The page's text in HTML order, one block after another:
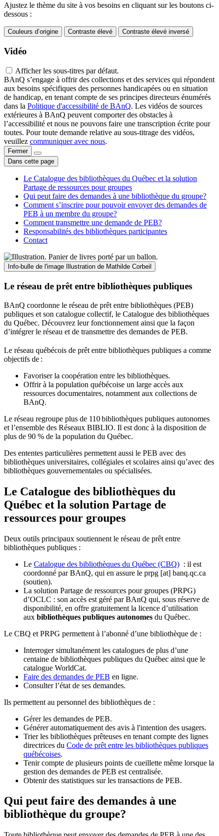
Ajustez le thème du site à vos besoins en cliquant sur les boutons ci-
dessous :
Couleurs d’origine Contraste élevé Contraste élevé inversé
Vidéo
Afficher les sous-titres par défaut.
BAnQ s’engage à offrir des collections et des services qui répondent
aux besoins spécifiques des personnes handicapées ou en situation
de handicap, en tenant compte de ses principes directeurs énumérés
dans la Politique d'accessibilité de BAnQ. Les vidéos de sources
extérieures à BAnQ peuvent comporter des obstacles à
l’accessibilité et nous ne pouvons faire une transcription écrite pour
toutes. Pour toute demande relative au sous-titrage des vidéos,
veuillez communiquer avec nous.
Fermer
Dans cette page
Le Catalogue des bibliothèques du Québec et la solution
Partage de ressources pour groupes
Qui peut faire des demandes à une bibliothèque du groupe?
Comment s’inscrire pour pouvoir envoyer des demandes de
PEB à un membre du groupe?
Comment transmettre une demande de PEB?
Responsabilités des bibliothèques participantes
Contact
Info-bulle de l'image Illustration de Mathilde Corbeil
Le réseau de prêt entre bibliothèques publiques
BAnQ coordonne le réseau de prêt entre bibliothèques (PEB)
publiques et son catalogue collectif, le Catalogue des bibliothèques
du Québec. Découvrez leur fonctionnement ainsi que la façon
d’intégrer le réseau et de transmettre des demandes de PEB.
Le réseau québécois de prêt entre bibliothèques publiques a comme
objectifs de :
Favoriser la coopération entre les bibliothèques.
Offrir à la population québécoise un large accès aux
ressources documentaires, notamment aux collections de
BAnQ.
Le réseau regroupe plus de 110bibliothèques publiques autonomes
et l’ensemble des Réseaux BIBLIO. Il est donc à la disposition de
plus de 90 % de la population du Québec.
Des ententes particulières permettent aussi le PEB avec des
bibliothèques universitaires, collégiales et scolaires ainsi qu’avec des
bibliothèques gouvernementales ou spécialisées.
Le Catalogue des bibliothèques du
Québec et la solution Partage de
ressources pour groupes
Deux outils principaux soutiennent le réseau de prêt entre
bibliothèques publiques :
Le Catalogue des bibliothèques du Québec (CBQ) : il est
coordonné par BAnQ, qui en assure le prpg [at] banq.qc.ca
(soutien).
La solution Partage de ressources pour groupes (PRPG)
d’OCLC : son accès est géré par BAnQ qui, sous réserve de
disponibilité, en offre gratuitement la licence d’utilisation
aux bibliothèques publiques autonomes du Québec.
Le CBQ et PRPG permettent à l’abonné d’une bibliothèque de :
Interroger simultanément les catalogues de plus d’une
centaine de bibliothèques publiques du Québec ainsi que le
catalogue WorldCat.
Faire des demandes de PEB en ligne.
Consulter l’état de ses demandes.
Ils permettent au personnel des bibliothèques de :
Gérer les demandes de PEB.
Générer automatiquement des avis à l'intention des usagers.
Trier les bibliothèques prêteuses en tenant compte des lignes
directrices du Code de prêt entre les bibliothèques publiques
québécoises.
Tenir compte de plusieurs points de cueillette même lorsque la
gestion des demandes de PEB est centralisée.
Obtenir des statistiques sur les transactions de PEB.
Qui peut faire des demandes à une
bibliothèque du groupe?